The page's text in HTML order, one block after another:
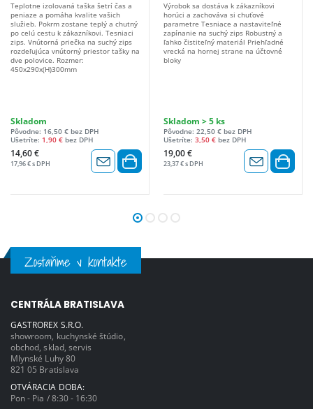
Teplotne izolovaná taška šetrí čas a
peniaze a pomáha kvalite vašich
služieb. Pokrm zostane teplý a chutný
po celú cestu k zákazníkovi. Tesniaci
zips. Vnútorná priečka na suchý zips
rozdeľujúca vnútorný priestor tašky na
dve polovice. Rozmer:
450x290x(H)300mm
Skladom
Pôvodne: 16,50 € bez DPH
Ušetríte: 1,90 € bez DPH
14,60 €
17,96 € s DPH
Výrobok sa dostáva k zákazníkovi
horúci a zachováva si chuťové
parametre Tesniace a nastaviteľné
zapínanie na suchý zips Robustný a
ľahko čistiteľný materiál Priehľadné
vrecká na hornej strane na účtovné
bloky
Skladom > 5 ks
Pôvodne: 22,50 € bez DPH
Ušetríte: 3,50 € bez DPH
19,00 €
23,37 € s DPH
Zostaňme v kontakte
CENTRÁLA BRATISLAVA
GASTROREX S.R.O.
showroom, kuchynské štúdio,
obchod, sklad, servis
Mlynské Luhy 80
821 05 Bratislava
OTVÁRACIA DOBA:
Pon - Pia / 8:30 - 16:30